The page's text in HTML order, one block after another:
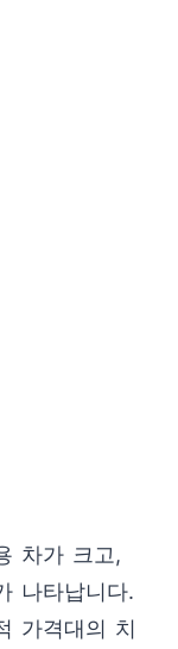
차가 크고,
나타납니다.
가격대의 치